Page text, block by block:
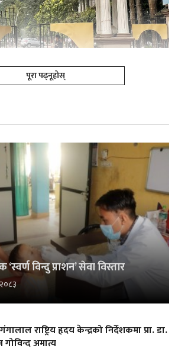
पूरा पढ्नूहोस्
विन्दु प्राशन’ सेवा विस्तार
राष्ट्रिय हृदय केन्द्रको निर्देशकमा प्रा. डा.
अमात्य